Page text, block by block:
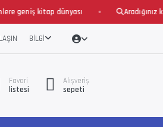
kitap dünyası Aradığınız
BILGI
Favori
listesi
Alışveriş
sepeti